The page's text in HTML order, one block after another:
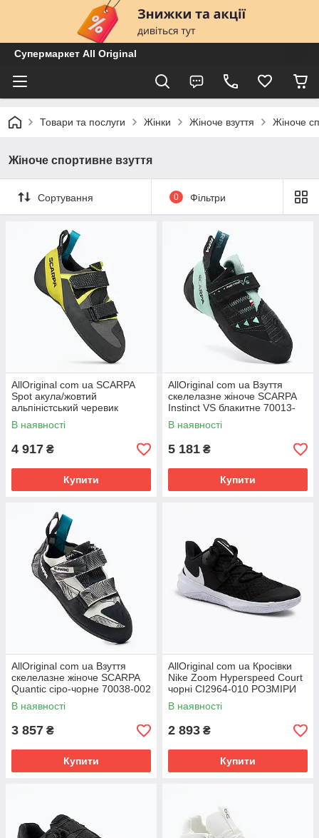
Супермаркет All Original
Товари та послуги Жінки Жіноче взуття Жіноче
Жіноче спортивне взуття
Сортування 0 Фільтри
AllOriginal com ua SCARPA
Spot акула/жовтий
альпіністський черевик
РОЗМІРИ ЗАПИТУЙТЕ
В наявності
4 917 ₴
Купити
AllOriginal com ua Взуття
скелелазне жіноче SCARPA
Instinct VS блакитне 70013-
002/1 РОЗМІРИ ЗАПИТУЙТЕ
В наявності
5 181 ₴
Купити
AllOriginal com ua Взуття
скелелазне жіноче SCARPA
Quantic сіро-чорне 70038-002
РОЗМІРИ ЗАПИТУЙТЕ
В наявності
3 857 ₴
Купити
AllOriginal com ua Кросівки
Nike Zoom Hyperspeed Court
чорні CI2964-010 РОЗМІРИ
ЗАПИТУЙТЕ
В наявності
2 893 ₴
Купити